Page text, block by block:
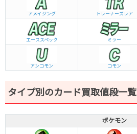
アメイジング トレーナーズレア
エーススペック ミラー
アンコモン コモン
タイプ別のカード買取値段一覧
ポケモン